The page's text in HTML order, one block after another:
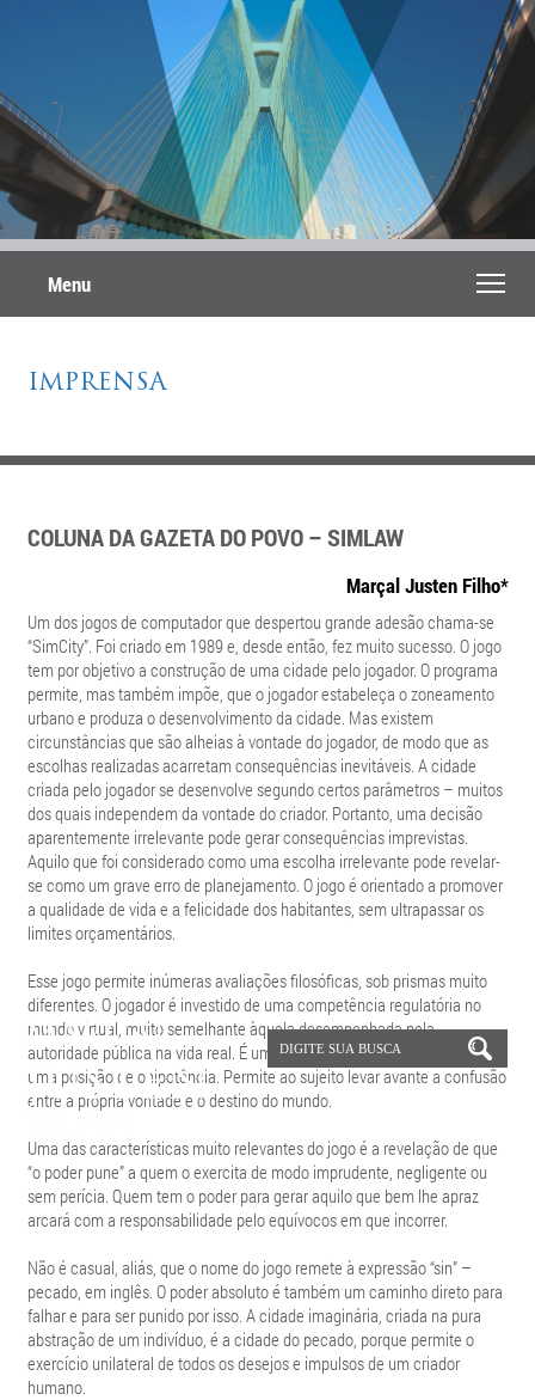
Menu
IMPRENSA
COLUNA DA GAZETA DO POVO – SIMLAW
Marçal Justen Filho*
Um dos jogos de computador que despertou grande adesão chama-se
“SimCity”. Foi criado em 1989 e, desde então, fez muito sucesso. O jogo
tem por objetivo a construção de uma cidade pelo jogador. O programa
permite, mas também impõe, que o jogador estabeleça o zoneamento
urbano e produza o desenvolvimento da cidade. Mas existem
circunstâncias que são alheias à vontade do jogador, de modo que as
escolhas realizadas acarretam consequências inevitáveis. A cidade
criada pelo jogador se desenvolve segundo certos parâmetros – muitos
dos quais independem da vontade do criador. Portanto, uma decisão
aparentemente irrelevante pode gerar consequências imprevistas.
Aquilo que foi considerado como uma escolha irrelevante pode revelar-
se como um grave erro de planejamento. O jogo é orientado a promover
a qualidade de vida e a felicidade dos habitantes, sem ultrapassar os
limites orçamentários.
Esse jogo permite inúmeras avaliações filosóficas, sob prismas muito
diferentes. O jogador é investido de uma competência regulatória no
mundo virtual, muito semelhante àquela desempenhada pela
autoridade pública na vida real. É um jogo em que o jogador assume
uma posição de onipotência. Permite ao sujeito levar avante a confusão
entre a própria vontade e o destino do mundo.
Uma das características muito relevantes do jogo é a revelação de que
“o poder pune” a quem o exercita de modo imprudente, negligente ou
sem perícia. Quem tem o poder para gerar aquilo que bem lhe apraz
arcará com a responsabilidade pelo equívocos em que incorrer.
Não é casual, aliás, que o nome do jogo remete à expressão “sin” –
pecado, em inglês. O poder absoluto é também um caminho direto para
falhar e para ser punido por isso. A cidade imaginária, criada na pura
abstração de um indivíduo, é a cidade do pecado, porque permite o
exercício unilateral de todos os desejos e impulsos de um criador
humano.